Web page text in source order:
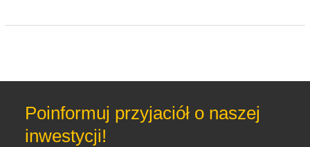
Poinformuj przyjaciół o naszej
inwestycji!